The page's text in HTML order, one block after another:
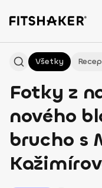
Všetky
Fotky z
nového
brucho s